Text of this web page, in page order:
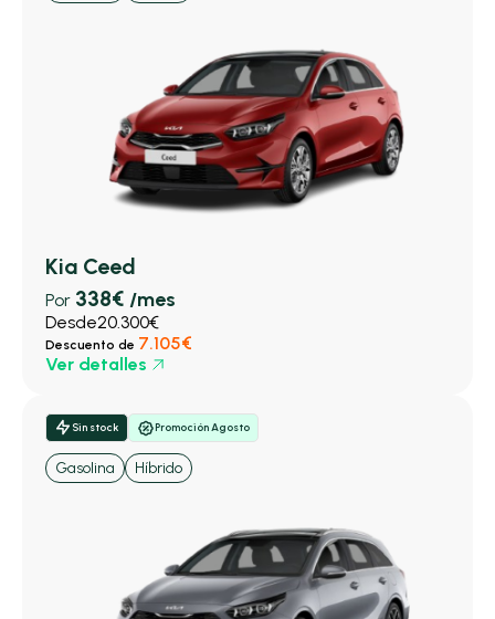
Kia Ceed
Por 338€ /mes
Desde20.300€
Descuento de 7.105€
Ver detalles
Sin stock Promoción Agosto
Gasolina Híbrido